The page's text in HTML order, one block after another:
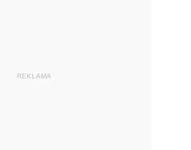
REKLAMA